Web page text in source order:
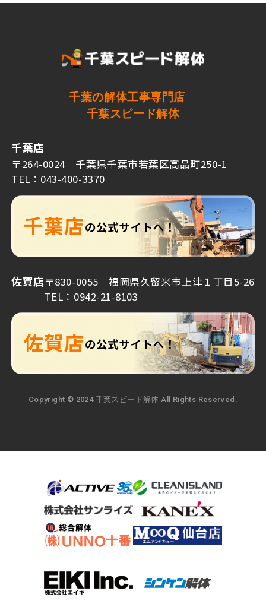
千葉の解体工事専門店
千葉スピード解体
千葉店
〒264-0024 千葉県千葉市若葉区高品町250-1
TEL：043-400-3370
佐賀店〒830-0055 福岡県久留米市上津１丁目5-26
TEL：0942-21-8103
Copyright © 2024 千葉スピード解体 All Rights Reserved.